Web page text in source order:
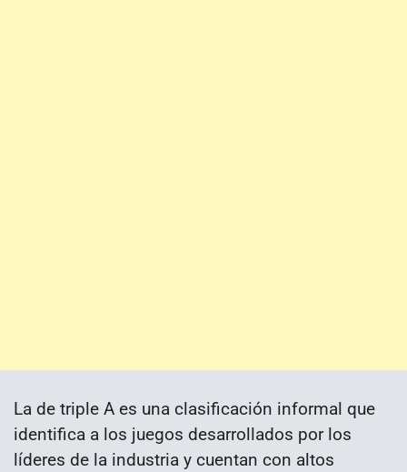
La de triple A es una clasificación informal que
identifica a los juegos desarrollados por los
líderes de la industria y cuentan con altos